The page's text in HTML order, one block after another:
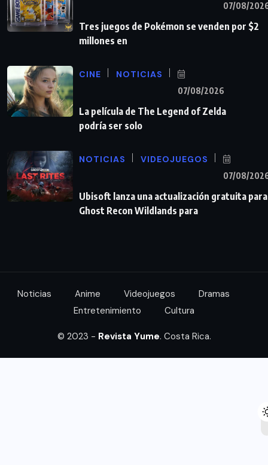
07/08/
Tres juegos de Pokémon se venden por $2
millones en
CINE NOTICIAS
07/08/2026
La película de The Legend of Zelda
podría ser solo
NOTICIAS VIDEOJUEGOS
07/08/
Ubisoft lanza una actualización gratuita para
Ghost Recon Wildlands para
Noticias Anime Videojuegos
Dramas
Entretenimiento
Cultura
© 2023 - Revista Yume. Costa Rica.